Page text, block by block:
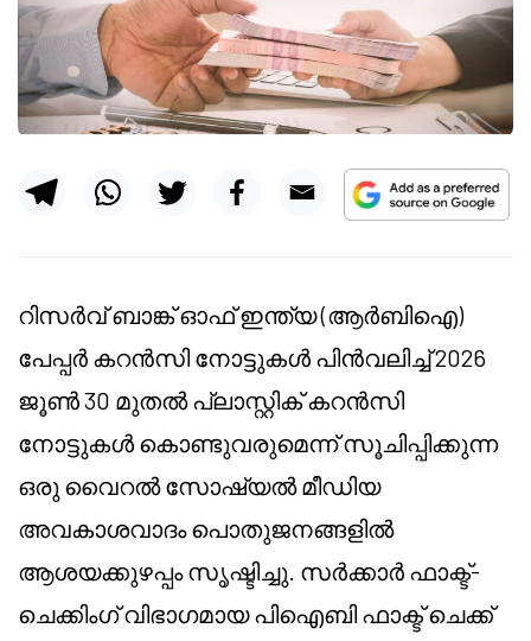
റിസർവ് ബാങ്ക് ഓഫ് ഇന്ത്യ (ആർബിഐ)
പേപ്പർ കറൻസി നോട്ടുകൾ പിൻവലിച്ച് 2026
ജൂൺ 30 മുതൽ പ്ലാസ്റ്റിക് കറൻസി
നോട്ടുകൾ കൊണ്ടുവരുമെന്ന് സൂചിപ്പിക്കുന്ന
ഒരു വൈറൽ സോഷ്യൽ മീഡിയ
അവകാശവാദം പൊതുജനങ്ങളിൽ
ആശയക്കുഴപ്പം സൃഷ്ടിച്ചു. സർക്കാർ ഫാക്ട്-
ചെക്കിംഗ് വിഭാഗമായ പി‌ഐ‌ബി ഫാക്ട് ചെക്ക്